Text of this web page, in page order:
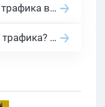
Нейросети для арбитража трафика в 2026: инструменты, кейсы и AI-медиабайеры
За что платят в арбитраже трафика? 30 моделей оплаты в бурж и СНГ партнерках